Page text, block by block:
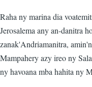
Raha ny marina dia
Jerosalema any an-danitra
zanak'Andriamanitra,
Mampahery azy ireo ny
ny havoana mba hahita ny